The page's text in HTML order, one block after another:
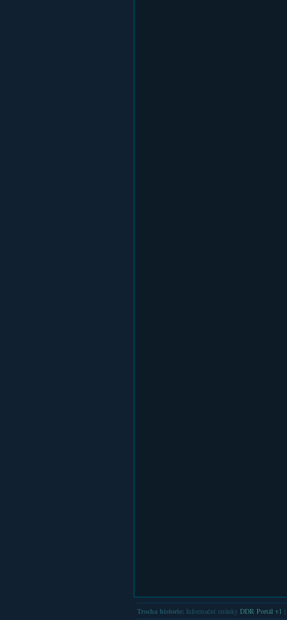
Trocha historie: Informační stránky DDR Portál v1